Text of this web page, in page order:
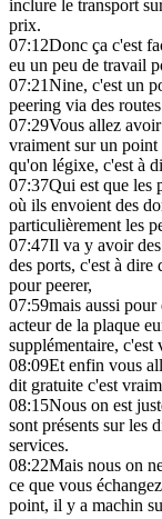
inclure le transport
prix.
07:12Donc ça c'est
eu un peu de travail
07:21Nine, c'est un
peering via des
07:29Vous allez
vraiment sur un
qu'on légixe, c'est à
07:37Qui est que les
où ils envoient des
particulièrement les
07:47Il va y avoir
des ports, c'est à
pour peerer,
07:59mais aussi
acteur de la plaque
supplémentaire, c'est
08:09Et enfin vous
dit gratuite c'est
08:15Nous on est
sont présents sur les
services.
08:22Mais nous on
ce que vous
point, il y a machin